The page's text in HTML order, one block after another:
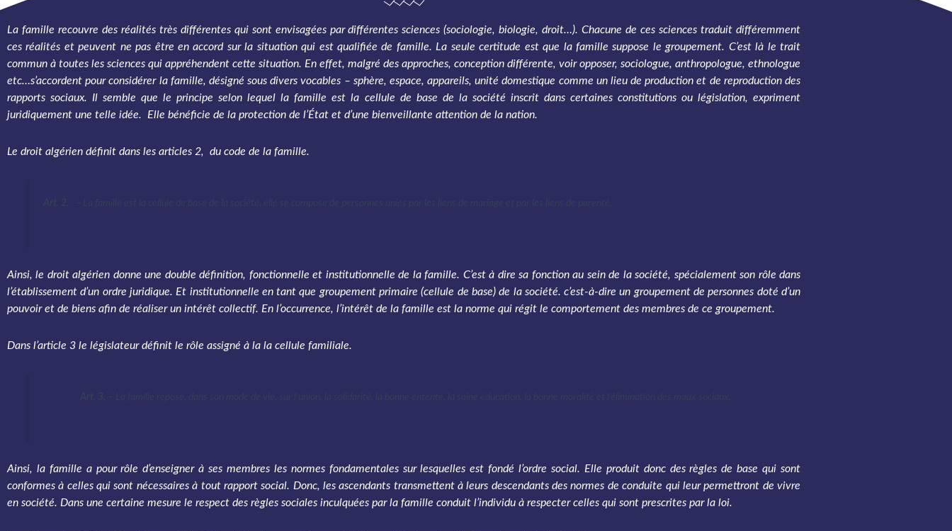
La famille recouvre des réalités très différentes qui sont envisagées par différentes sciences (sociologie, biologie, droit…). Chacune de ces sciences traduit différemment
ces réalités et peuvent ne pas être en accord sur la situation qui est qualifiée de famille. La seule certitude est que la famille suppose le groupement. C’est là le trait
commun à toutes les sciences qui appréhendent cette situation. En effet, malgré des approches, conception différente, voir opposer, sociologue, anthropologue, ethnologue
etc…s’accordent pour considérer la famille, désigné sous divers vocables – sphère, espace, appareils, unité domestique comme un lieu de production et de reproduction des
rapports sociaux. Il semble que le principe selon lequel la famille est la cellule de base de la société inscrit dans certaines constitutions ou législation, expriment
juridiquement une telle idée. Elle bénéficie de la protection de l’État et d’une bienveillante attention de la nation.
Le droit algérien définit dans les articles 2, du code de la famille.
Ainsi, le droit algérien donne une double définition, fonctionnelle et institutionnelle de la famille. C’est à dire sa fonction au sein de la société, spécialement son rôle dans
l’établissement d’un ordre juridique. Et institutionnelle en tant que groupement primaire (cellule de base) de la société. c’est-à-dire un groupement de personnes doté d’un
pouvoir et de biens afin de réaliser un intérêt collectif. En l’occurrence, l’intérêt de la famille est la norme qui régit le comportement des membres de ce groupement.
Dans l’article 3 le législateur définit le rôle assigné à la la cellule familiale.
Ainsi, la famille a pour rôle d’enseigner à ses membres les normes fondamentales sur lesquelles est fondé l’ordre social. Elle produit donc des règles de base qui sont
conformes à celles qui sont nécessaires à tout rapport social. Donc, les ascendants transmettent à leurs descendants des normes de conduite qui leur permettront de vivre
en société. Dans une certaine mesure le respect des règles sociales inculquées par la famille conduit l’individu à respecter celles qui sont prescrites par la loi.